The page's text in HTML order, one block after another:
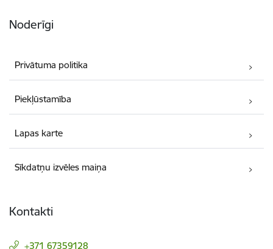
Noderīgi
Privātuma politika
Piekļūstamība
Lapas karte
Sīkdatņu izvēles maiņa
Kontakti
+371 67359128